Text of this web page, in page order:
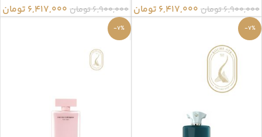
6,900,000تومان 6,417,000 تومان 6,900,000تومان 6,417,000 تومان
-7%
-7%